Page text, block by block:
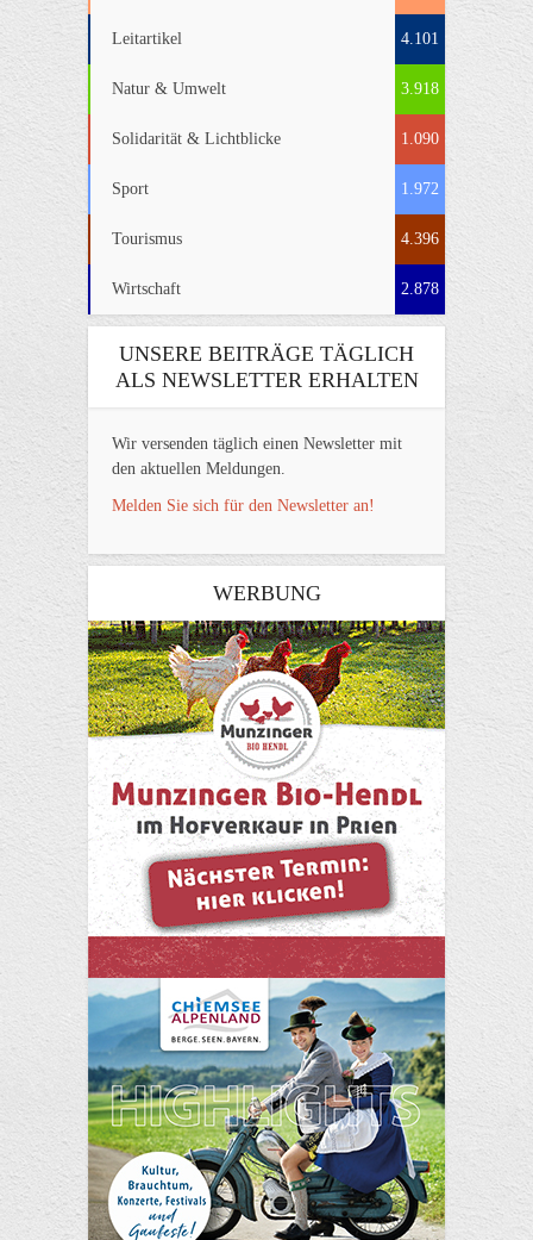
Leitartikel 4.101
Natur & Umwelt 3.918
Solidarität & Lichtblicke 1.090
Sport 1.972
Tourismus 4.396
Wirtschaft 2.878
UNSERE BEITRÄGE TÄGLICH
ALS NEWSLETTER ERHALTEN
Wir versenden täglich einen Newsletter mit
den aktuellen Meldungen.
Melden Sie sich für den Newsletter an!
WERBUNG